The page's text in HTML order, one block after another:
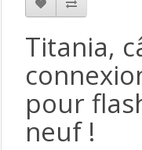
Titania,
pour
neuf !